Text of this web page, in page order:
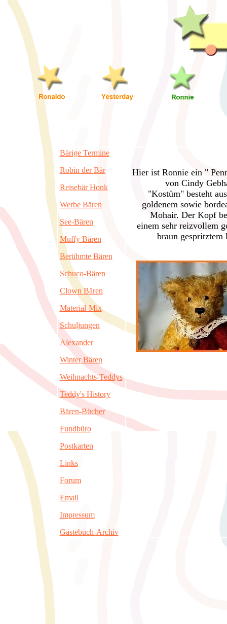
Bärige Termine
Robin der Bär
Reisebär Honk
Werbe Bären
See-Bären
Muffy Bären
Berühmte Bären
Schuco-Bären
Clown Bären
Material-Mix
Schuljungen
Alexander
Winter Bären
Weihnachts-Teddys
Teddy's History
Bären-Bücher
Fundbüro
Postkarten
Links
Forum
Email
Impressum
Gästebuch-Archiv
Hier ist Ronnie ein "
von Cindy
"Kostüm" besteht
goldenem sowie
Mohair. Der Kopf
einem sehr reizvollem
braun gespritztem